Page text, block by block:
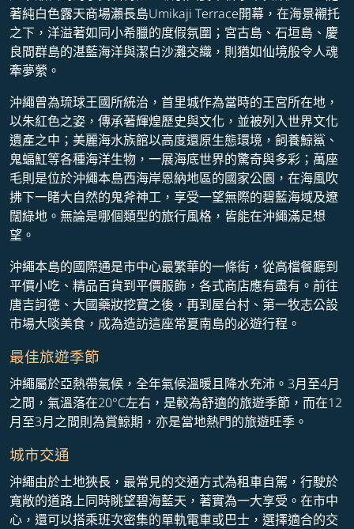
著純白色露天商場瀨長島Umikaji Terrace開幕，在海景襯托
之下，洋溢著如同小希臘的度假氛圍；宮古島、石垣島、慶
良間群島的湛藍海洋與潔白沙灘交織，則猶如仙境般令人魂
牽夢縈。
沖繩曾為琉球王國所統治，首里城作為當時的王宮所在地，
以朱紅色之姿，傳承著輝煌歷史與文化，並被列入世界文化
遺產之中；美麗海水族館以高度還原生態環境，飼養鯨鯊、
鬼蝠魟等各種海洋生物，一展海底世界的驚奇與多彩；萬座
毛則是位於沖繩本島西海岸恩納地區的國家公園，在海風吹
拂下一睹大自然的鬼斧神工，享受一望無際的碧藍海域及遼
闊綠地。無論是哪個類型的旅行風格，皆能在沖繩滿足想
望。
沖繩本島的國際通是市中心最繁華的一條街，從高檔餐廳到
平價小吃、精品百貨到平價服飾，各式商店應有盡有。前往
唐吉訶德、大國藥妝挖寶之後，再到屋台村、第一牧志公設
市場大啖美食，成為造訪這座常夏南島的必遊行程。
最佳旅遊季節
沖繩屬於亞熱帶氣候，全年氣候溫暖且降水充沛。3月至4月
之間，氣溫落在20°C左右，是較為舒適的旅遊季節，而在12
月至3月之間則為賞鯨期，亦是當地熱門的旅遊旺季。
城市交通
沖繩由於土地狹長，最常見的交通方式為租車自駕，行駛於
寬敞的道路上同時眺望碧海藍天，著實為一大享受。在市中
心，還可以搭乘班次密集的單軌電車或巴士，選擇適合的交